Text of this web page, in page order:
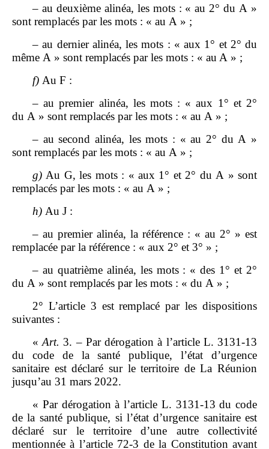
– au deuxième alinéa, les mots : « au 2° du A »
sont remplacés par les mots : « au A » ;
– au dernier alinéa, les mots : « aux 1° et 2° du
même A » sont remplacés par les mots : « au A » ;
f) Au F :
– au premier alinéa, les mots : « aux 1° et 2°
du A » sont remplacés par les mots : « au A » ;
– au second alinéa, les mots : « au 2° du A »
sont remplacés par les mots : « au A » ;
g) Au G, les mots : « aux 1° et 2° du A » sont
remplacés par les mots : « au A » ;
h) Au J :
– au premier alinéa, la référence : « au 2° » est
remplacée par la référence : « aux 2° et 3° » ;
– au quatrième alinéa, les mots : « des 1° et 2°
du A » sont remplacés par les mots : « du A » ;
2° L’article 3 est remplacé par les dispositions
suivantes :
«Art. 3. – Par dérogation à l’article L. 3131‑13
du code de la santé publique, l’état d’urgence
sanitaire est déclaré sur le territoire de La Réunion
jusqu’au 31 mars 2022.
« Par dérogation à l’article L. 3131‑13 du code
de la santé publique, si l’état d’urgence sanitaire est
déclaré sur le territoire d’une autre collectivité
mentionnée à l’article 72‑3 de la Constitution avant